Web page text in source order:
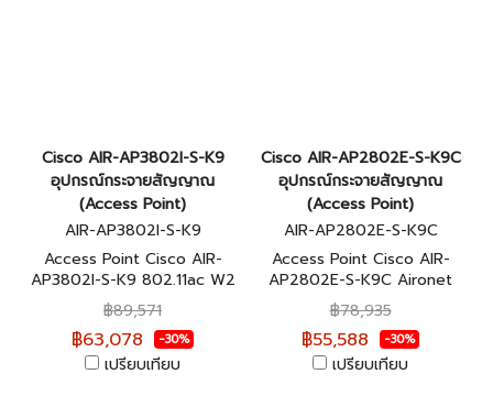
Cisco AIR-AP3802I-S-K9
อุปกรณ์กระจายสัญญาณ
(Access Point)
AIR-AP3802I-S-K9
Access Point Cisco AIR-
AP3802I-S-K9 802.11ac W2
AP w/CA; 4x4:3; Mod; Int
Ant; mGig S Domain รับ
ประกันตลอดการใช้งาน
฿89,571
฿63,078 -30%
เปรียบเทียบ
Cisco AIR-AP2802E-S-K9C
อุปกรณ์กระจายสัญญาณ
(Access Point)
AIR-AP2802E-S-K9C
Access Point Cisco AIR-
AP2802E-S-K9C Aironet
Mobility Express 2800
Series รับประกันตลอดการใช้
งาน
฿78,935
฿55,588 -30%
เปรียบเทียบ